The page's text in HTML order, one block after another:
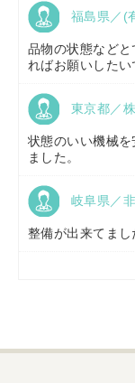
京都府／
福島県／(有)草
山形県／株式会
株式
福島県／(
品物の状態など
ればお願いしたい
東京都／
状態のいい機械
ました。
岐阜県／
整備が出来てまし